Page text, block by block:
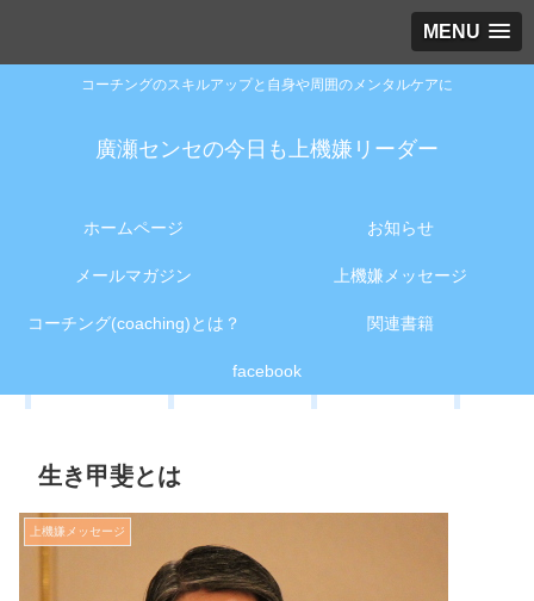
MENU
コーチングのスキルアップと自身や周囲のメンタルケアに
廣瀬センセの今日も上機嫌リーダー
ホームページ お知らせ
メールマガジン 上機嫌メッセージ
コーチング(coaching)とは？ 関連書籍
facebook
生き甲斐とは
上機嫌メッセージ